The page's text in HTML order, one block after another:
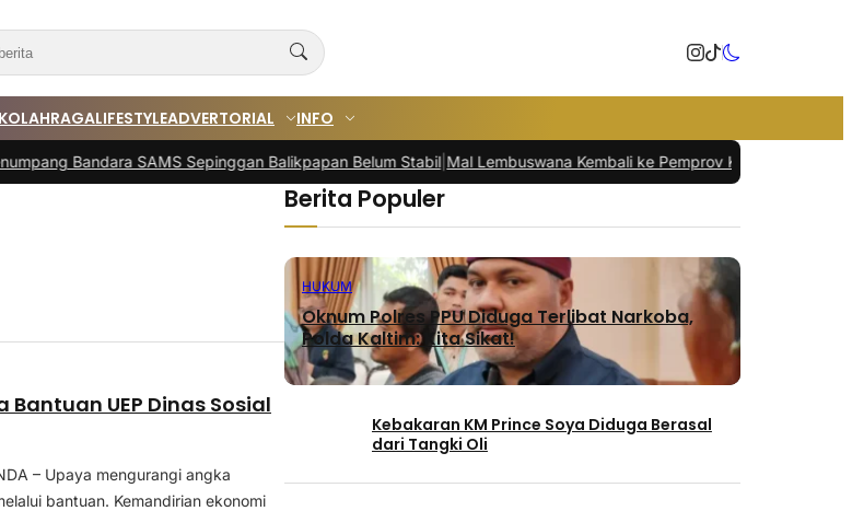
OLAHRAGALIFESTYLEADVERTORIAL INFO
Bandara SAMS Sepinggan Balikpapan Belum Stabil|Mal Lembuswana Kembali ke Pemprov Kaltim Setelah 30 Tahun
Bantuan UEP Dinas Sosial
– Upaya mengurangi angka
bantuan. Kemandirian ekonomi
Berita Populer
HUKUM
Oknum Polres PPU Diduga Terlibat Narkoba,
Polda Kaltim: Kita Sikat!
Kebakaran KM Prince Soya Diduga Berasal
dari Tangki Oli